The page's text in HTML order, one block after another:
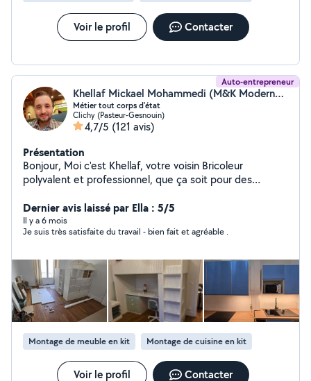
Voir le profil Contacter
Auto-entrepreneur
Khellaf Mickael Mohammedi (M&K ModernestDecor)
Métier tout corps d'état
Clichy (Pasteur-Gesnouin)
4,7/5 (121 avis)
Présentation
Bonjour, Moi c'est Khellaf, votre voisin Bricoleur
polyvalent et professionnel, que ça soit pour des
des projets d'agencement et de décoration d'intérieur,
montage de meubles et pose de cuisines équipées,
travaux d'électricité, peintures, plomberie... Je
N'hésitez pas à me contacter pour vos besoins en
Dernier avis laissé par Ella : 5/5
Il y a 6 mois
Je suis très satisfaite du travail - bien fait et agréable .
Montage de meuble en kit Montage de cuisine en kit
Voir le profil Contacter